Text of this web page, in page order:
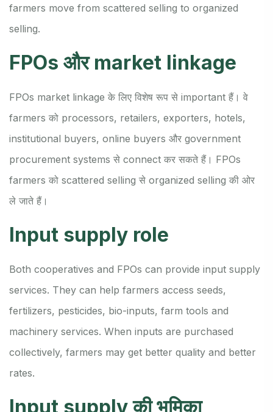
farmers move from scattered selling to organized
selling.
FPOs और market linkage
FPOs market linkage के लिए विशेष रूप से important हैं। वे
farmers को processors, retailers, exporters, hotels,
institutional buyers, online buyers और government
procurement systems से connect कर सकते हैं। FPOs
farmers को scattered selling से organized selling की ओर
ले जाते हैं।
Input supply role
Both cooperatives and FPOs can provide input supply
services. They can help farmers access seeds,
fertilizers, pesticides, bio-inputs, farm tools and
machinery services. When inputs are purchased
collectively, farmers may get better quality and better
rates.
Input supply की भूमिका